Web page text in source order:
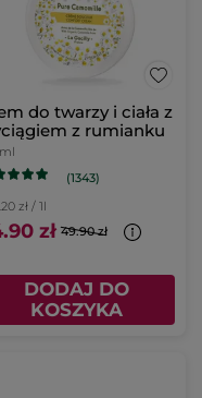
do twarzy i ciała z
z rumianku
(1343)
zł / 1l
zł 49.90 zł
DODAJ DO
KOSZYKA